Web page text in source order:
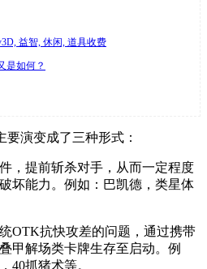
益智, 休闲, 道具收费
是如何？
演变成了三种形式：
，提前斩杀对手，从而一定程度
坏能力。例如：巴凯德，类星体
OTK抗快攻差的问题，通过携带
甲解场类卡牌生存至启动。例
40抓猪术等。